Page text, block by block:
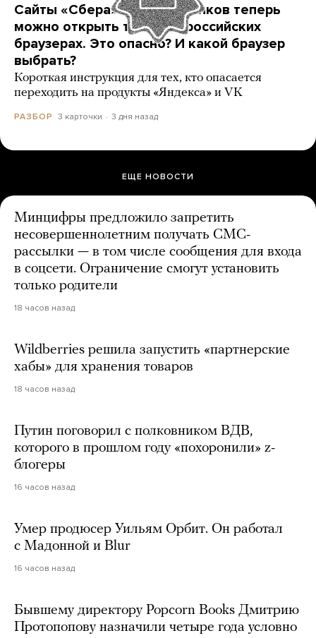
Сайты «Сбера» и других банков теперь
можно открыть только в российских
браузерах. Это опасно? И какой браузер
выбрать?
Короткая инструкция для тех, кто опасается
переходить на продукты «Яндекса» и VK
РАЗБОР 3 карточки 3 дня назад
ЕЩЕ НОВОСТИ
Минцифры предложило запретить
несовершеннолетним получать СМС-
рассылки — в том числе сообщения для входа
в соцсети. Ограничение смогут установить
только родители
18 часов назад
Wildberries решила запустить «партнерские
хабы» для хранения товаров
18 часов назад
Путин поговорил с полковником ВДВ,
которого в прошлом году «похоронили» z-
блогеры
16 часов назад
Умер продюсер Уильям Орбит. Он работал
с Мадонной и Blur
16 часов назад
Бывшему директору Popcorn Books Дмитрию
Протопопову назначили четыре года условно